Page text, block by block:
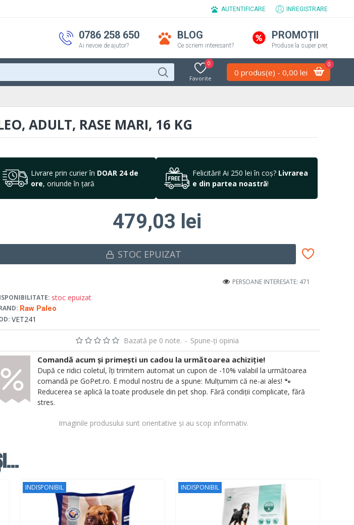
AUTENTIFICARE INREGISTRARE
0786 258 650
Ai nevoie de ajutor?
BLOG
Ce scriem interesant?
PROMOȚII
Produse la super preț
Favorite
0
0 produs(e) - 0,00 lei
0
ADULT, RASE MARI, 16 KG
Livrare prin curier în DOAR 24 de
ore, oriunde în țară
Felicitări! Ai 250 lei în coș? Livrarea
e din partea noastră!
stoc epuizat
Raw Paleo
VET241
PERSOANE INTERESATE: 471
Bazată pe 0 note. - Spune-ţi opinia
479,03 lei
STOC EPUIZAT
Imaginile produsului sunt orientative și au scop informativ.
Comandă acum și primești un cadou la următoarea achiziție!
După ce ridici coletul, îți trimitem automat un cupon de -10% valabil la următoarea
comandă pe GoPet.ro. E modul nostru de a spune: Mulțumim că ne-ai ales! 🐾
Reducerea se aplică la toate produsele din pet shop. Fără condiții complicate, fără
stres.
INDISPONIBIL INDISPONIBIL